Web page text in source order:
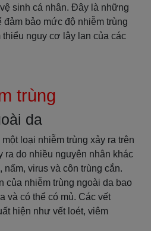
sinh cá nhân. Đây là những
đảm bảo mức độ nhiễm trùng
nguy cơ lây lan của các
trùng
da
loại nhiễm trùng xảy ra trên
ra do nhiều nguyên nhân khác
nấm, virus và côn trùng cắn.
của nhiễm trùng ngoài da bao
và có thể có mủ. Các vết
hiện như vết loét, viêm